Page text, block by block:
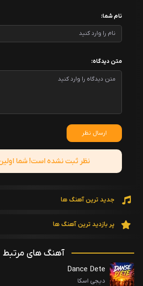
نام شما:
متن دیدگاه:
ارسال نظر
نظر ثبت نشده است! شما
جدید ترین آهنگ ها
پر بازدید ترین آهنگ ها
آهنگ های مرتبط
Dance Dete
دیجی اسکا